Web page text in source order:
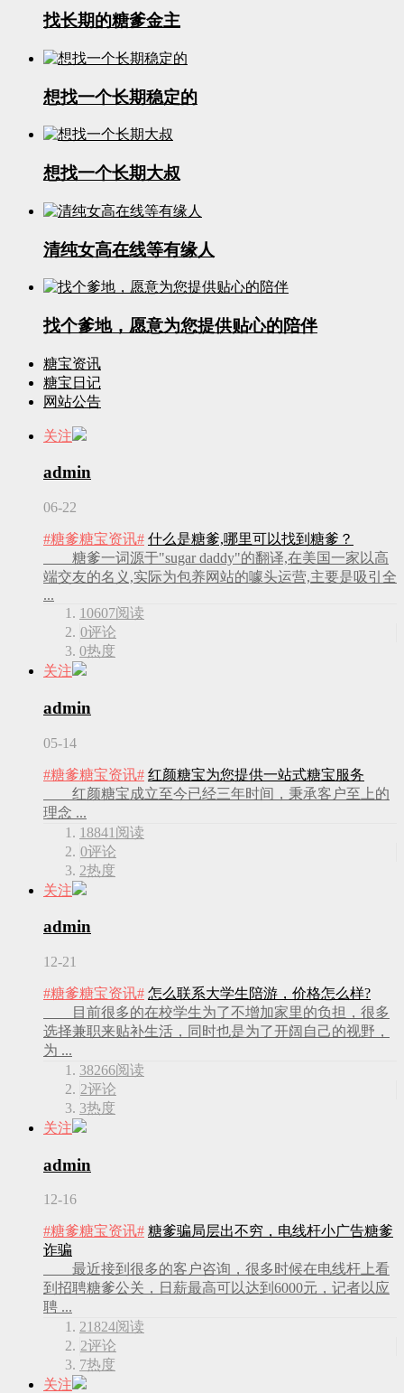
找长期的糖爹金主
想找一个长期稳定的
想找一个长期大叔
清纯女高在线等有缘人
找个爹地，愿意为您提供贴心的陪伴
糖宝资讯
糖宝日记
网站公告
关注
admin
06-22
#糖爹糖宝资讯# 什么是糖爹,哪里可以找到糖爹？
糖爹一词源于"sugar daddy"的翻译,在美国一家以高
端交友的名义,实际为包养网站的噱头运营,主要是吸引全
...
10607阅读
0评论
0热度
关注
admin
05-14
#糖爹糖宝资讯# 红颜糖宝为您提供一站式糖宝服务
红颜糖宝成立至今已经三年时间，秉承客户至上的
理念 ...
18841 阅读
0评论
2热度
关注
admin
12-21
#糖爹糖宝资讯# 怎么联系大学生陪游，价格怎么样?
目前很多的在校学生为了不增加家里的负担，很多
选择兼职来贴补生活，同时也是为了开阔自己的视野，
为 ...
38266阅读
2评论
3热度
关注
admin
12-16
#糖爹糖宝资讯# 糖爹骗局层出不穷，电线杆小广告糖爹
诈骗
最近接到很多的客户咨询，很多时候在电线杆上看
到招聘糖爹公关，日薪最高可以达到6000元，记者以应
聘 ...
21824阅读
2评论
7热度
关注